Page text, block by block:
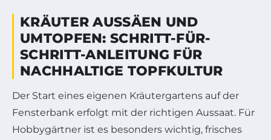
KRÄUTER AUSSÄEN UND
UMTOPFEN: SCHRITT-FÜR-
SCHRITT-ANLEITUNG FÜR
NACHHALTIGE TOPFKULTUR
Der Start eines eigenen Kräutergartens auf der
Fensterbank erfolgt mit der richtigen Aussaat. Für
Hobbygärtner ist es besonders wichtig, frisches